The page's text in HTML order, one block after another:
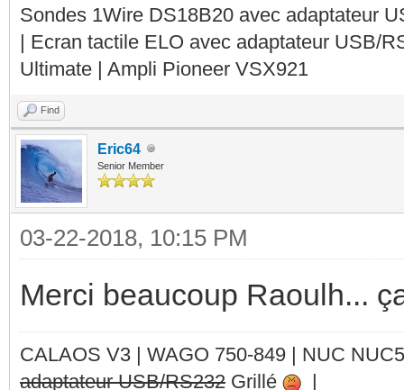
Sondes 1Wire DS18B20 avec adaptateur
| Ecran tactile ELO avec adaptateur USB/
Ultimate | Ampli Pioneer VSX921
Find
Eric64
Senior Member
03-22-2018, 10:15 PM
Merci beaucoup Raoulh...
CALAOS V3 | WAGO 750-849 | NUC
adaptateur USB/RS232 Grillé
|